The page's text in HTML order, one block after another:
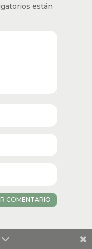
están
COMENTARIO